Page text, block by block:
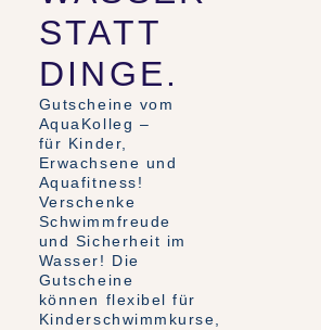
STATT
DINGE.
Gutscheine vom
AquaKolleg –
für Kinder,
Erwachsene und
Aquafitness!
Verschenke
Schwimmfreude
und Sicherheit im
Wasser! Die
Gutscheine
können flexibel für
Kinderschwimmkurse,